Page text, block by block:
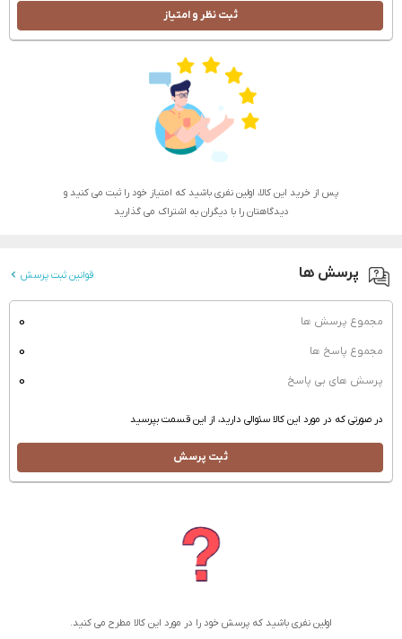
ثبت نظر و امتیاز
پس از خرید این کالا، اولین نفری باشید که امتیاز خود را ثبت می کنید و
دیدگاهتان را با دیگران به اشتراک می گذارید
پرسش ها قوانین ثبت پرسش
مجموع پرسش ها 0
مجموع پاسخ ها 0
پرسش های بی پاسخ 0
در صورتی که در مورد این کالا سئوالی دارید، از این قسمت بپرسید
ثبت پرسش
اولین نفری باشید که پرسش خود را در مورد این کالا مطرح می کنید.